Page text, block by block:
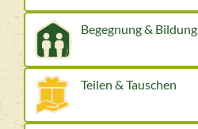
Begegnung & Bildung
Teilen & Tauschen